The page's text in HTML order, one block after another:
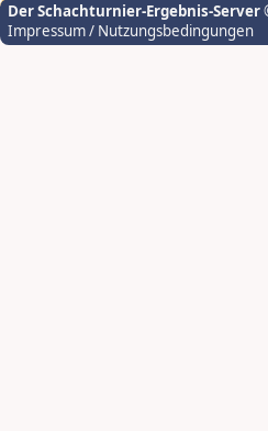
Der Schachturnier-Ergebnis-Server
Impressum / Nutzungsbedingungen